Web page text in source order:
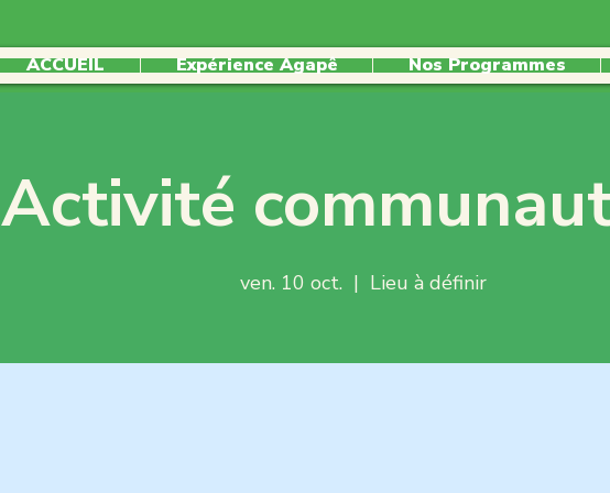
ACCUEIL Expérience Agapê Nos Programmes
Activité
ven. 10 oct.
  |
Lieu à définir